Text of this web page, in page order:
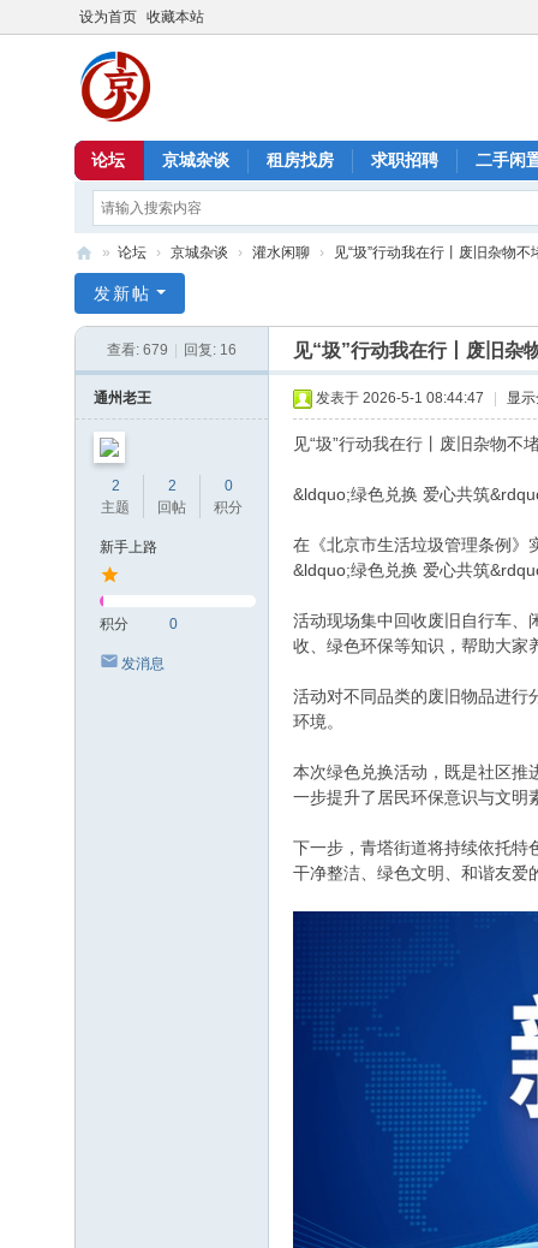
设为首页 收藏本站
论坛 京城杂谈 租房找房 求职招聘 二手闲
京
» 论坛 › 京城杂谈 › 灌水闲聊 › 见“圾”行动我在行丨废旧杂物
发新帖
查看: 679 回复: 16 见“圾”行动我在行丨废旧杂
通州老王
2
主题
2
回帖
0
积分
新手上路
积分 0
发消息
发表于 2026-5-1 08:44:47 显
见“圾”行动我在行丨废旧杂物不
&ldquo;绿色兑换 爱心共筑
在《北京市生活垃圾管理条例》
&ldquo;绿色兑换 爱心共筑
活动现场集中回收废旧自行车、
收、绿色环保等知识，帮助大家
活动对不同品类的废旧物品进行
环境。
本次绿色兑换活动，既是社区推
一步提升了居民环保意识与文明
下一步，青塔街道将持续依托特
干净整洁、绿色文明、和谐友爱